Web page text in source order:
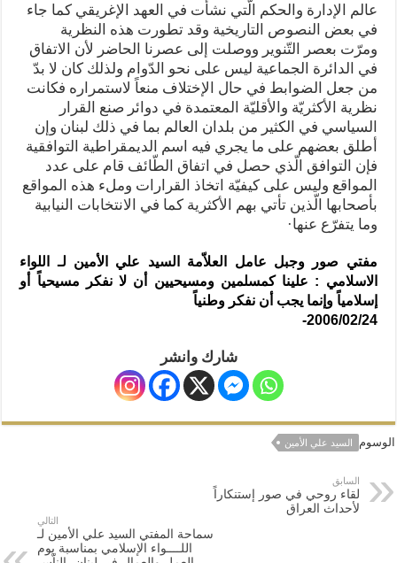
عالم الإدارة والحكم الّتي نشأت في العهد الإغريقي كما جاء
في بعض النصوص التاريخية وقد تطورت هذه النظرية
ومرّت بعصر التّنوير ووصلت إلى عصرنا الحاضر لأن الاتفاق
في الدائرة الجماعية ليس على نحو الدّوام ولذلك كان لا بدّ
من جعل الضوابط في حال الإختلاف منعاً لاستمراره فكانت
نظرية الأكثريّة والأقليّة المعتمدة في دوائر صنع القرار
السياسي في الكثير من بلدان العالم بما في ذلك لبنان وإن
أطلق بعضهم على ما يجري فيه اسم الديمقراطية التوافقية
فإن التوافق الّذي حصل في اتفاق الطّائف قام على عدد
المواقع وليس على كيفيّة اتخاذ القرارات وملء هذه المواقع
بأصحابها الّذين تأتي بهم الأكثرية كما في الانتخابات النيابية
وما يتفرّع عنها·
مفتي صور وجبل عامل العلاّمة السيد علي الأمين لـ اللواء
الاسلامي : علينا كمسلمين ومسيحيين أن لا نفكر مسيحياً أو
إسلامياً وإنما يجب أن نفكر وطنياً
2006/02/24-
شارك وانشر
الوسوم السيد علي الأمين
السابق
لقاء روحي في صور إستنكاراً
لأحداث العراق
التالي
سماحة المفتي السيد علي الأمين لـ
اللــــواء الإسلامي بمناسبة يوم